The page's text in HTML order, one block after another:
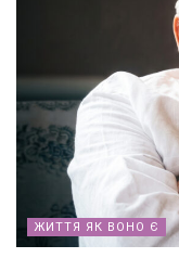
ЖИТТЯ ЯК ВОНО Є